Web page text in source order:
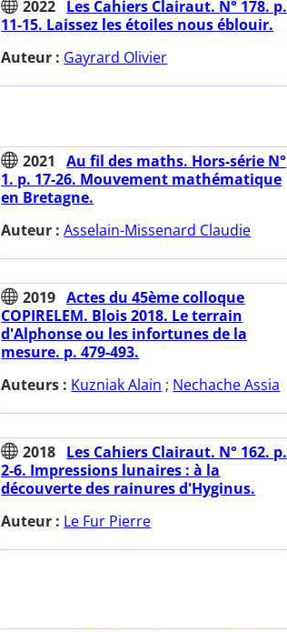
2022 Les Cahiers Clairaut. N° 178. p.
11-15. Laissez les étoiles nous éblouir.
Auteur : Gayrard Olivier
2021
Au fil des maths. Hors-série N°
1. p. 17-26. Mouvement mathématique
en Bretagne.
Auteur :Asselain-Missenard Claudie
2019 Actes du 45ème colloque
COPIRELEM. Blois 2018. Le terrain
d'Alphonse ou les infortunes de la
mesure. p. 479-493.
Auteurs : Kuzniak Alain ; Nechache Assia
2018 Les Cahiers Clairaut. N° 162. p.
2-6. Impressions lunaires : à la
découverte des rainures d'Hyginus.
Auteur : Le Fur Pierre